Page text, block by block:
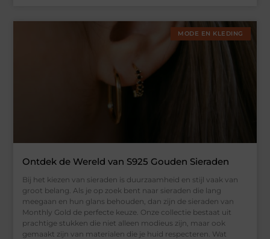
MODE EN KLEDING
Ontdek de Wereld van S925 Gouden Sieraden
Bij het kiezen van sieraden is duurzaamheid en stijl vaak van
groot belang. Als je op zoek bent naar sieraden die lang
meegaan en hun glans behouden, dan zijn de sieraden van
Monthly Gold de perfecte keuze. Onze collectie bestaat uit
prachtige stukken die niet alleen modieus zijn, maar ook
gemaakt zijn van materialen die je huid respecteren. Wat